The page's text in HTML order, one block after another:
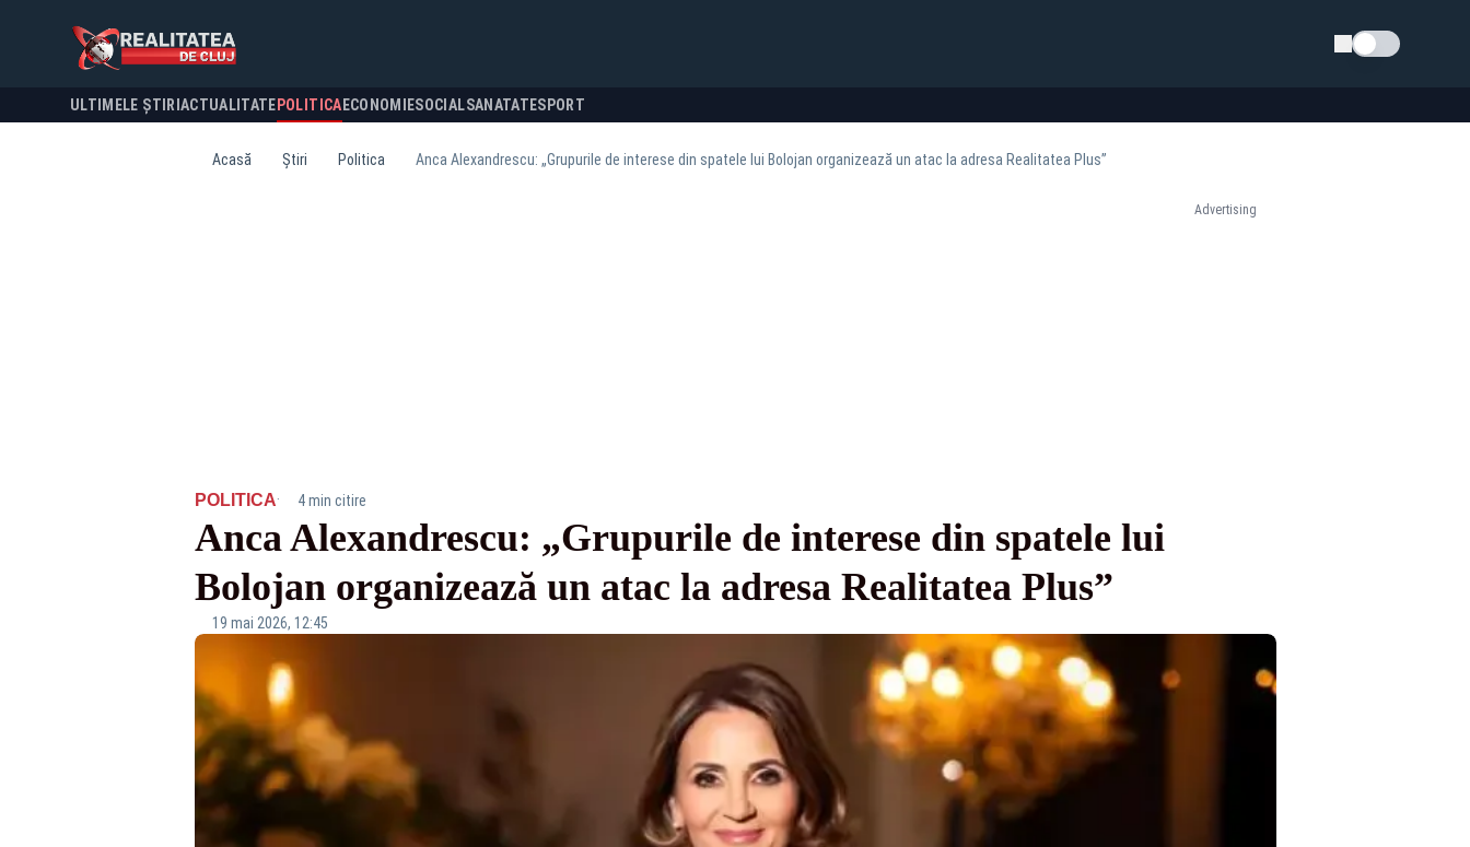
Schimba tema
ULTIMELE ȘTIRI ACTUALITATE POLITICA ECONOMIESOCIALSANATATESPORT
Acasă Știri Politica Anca Alexandrescu: „Grupurile de interese din spatele lui Bolojan organizează un atac la adresa Realitatea Plus”
Advertising
POLITICA· 4 min citire
Anca Alexandrescu: „Grupurile de interese din spatele lui
Bolojan organizează un atac la adresa Realitatea Plus”
19 mai 2026, 12:45